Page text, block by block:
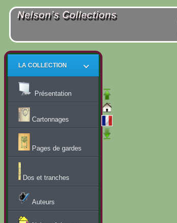
LA COLLECTION
Présentation
Cartonnages
Pages de gardes
Dos et tranches
Auteurs